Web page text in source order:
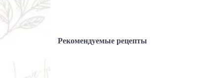
Рекомендуемые рецепты